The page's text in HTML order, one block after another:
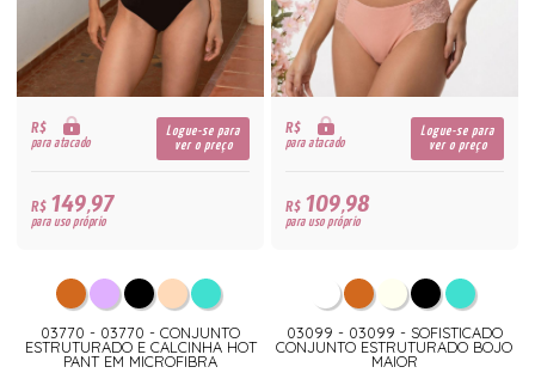
R$
para atacado
Logue-se para
ver o preço
R$149,97
para uso próprio
03770 - 03770 - CONJUNTO
ESTRUTURADO E CALCINHA HOT
PANT EM MICROFIBRA
R$
para atacado
Logue-se para
ver o preço
R$109,98
para uso próprio
03099 - 03099 - SOFISTICADO
CONJUNTO ESTRUTURADO BOJO
MAIOR